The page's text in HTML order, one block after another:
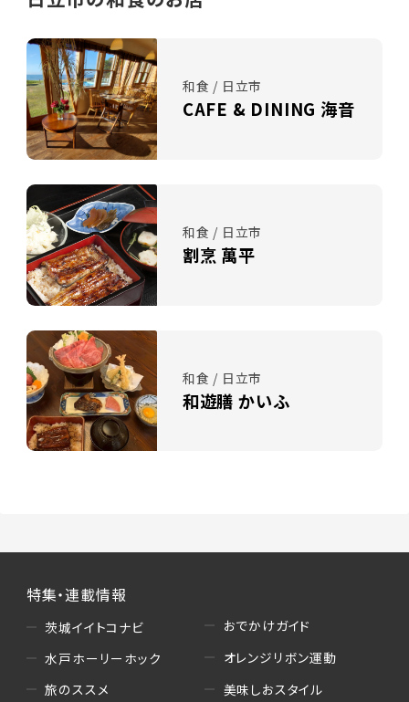
和食 / 日立市
CAFE & DINING 海音
和食 / 日立市
割烹 萬平
和食 / 日立市
和遊膳 かいふ
特集・連載情報
茨城イイトコナビ
水戸ホーリーホック
旅のススメ
おでかけガイド
オレンジリボン運動
美味しおスタイル